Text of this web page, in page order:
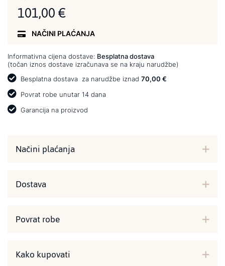
101,00 €
NAČINI PLAĆANJA
Informativna cijena dostave: Besplatna dostava
(točan iznos dostave izračunava se na kraju narudžbe)
Besplatna dostava za narudžbe iznad 70,00 €
Povrat robe unutar 14 dana
Garancija na proizvod
Načini plaćanja
Dostava
Povrat robe
Kako kupovati